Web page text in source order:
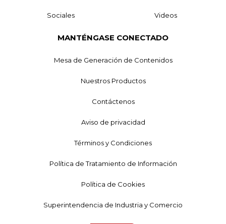
Sociales Videos
MANTÉNGASE CONECTADO
Mesa de Generación de Contenidos
Nuestros Productos
Contáctenos
Aviso de privacidad
Términos y Condiciones
Política de Tratamiento de Información
Política de Cookies
Superintendencia de Industria y Comercio